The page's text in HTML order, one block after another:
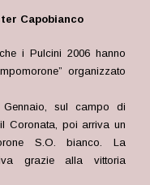
Capobianco
i Pulcini 2006 hanno
organizzato
sul campo di
Coronata, poi arriva un
S.O. bianco. La
grazie alla vittoria